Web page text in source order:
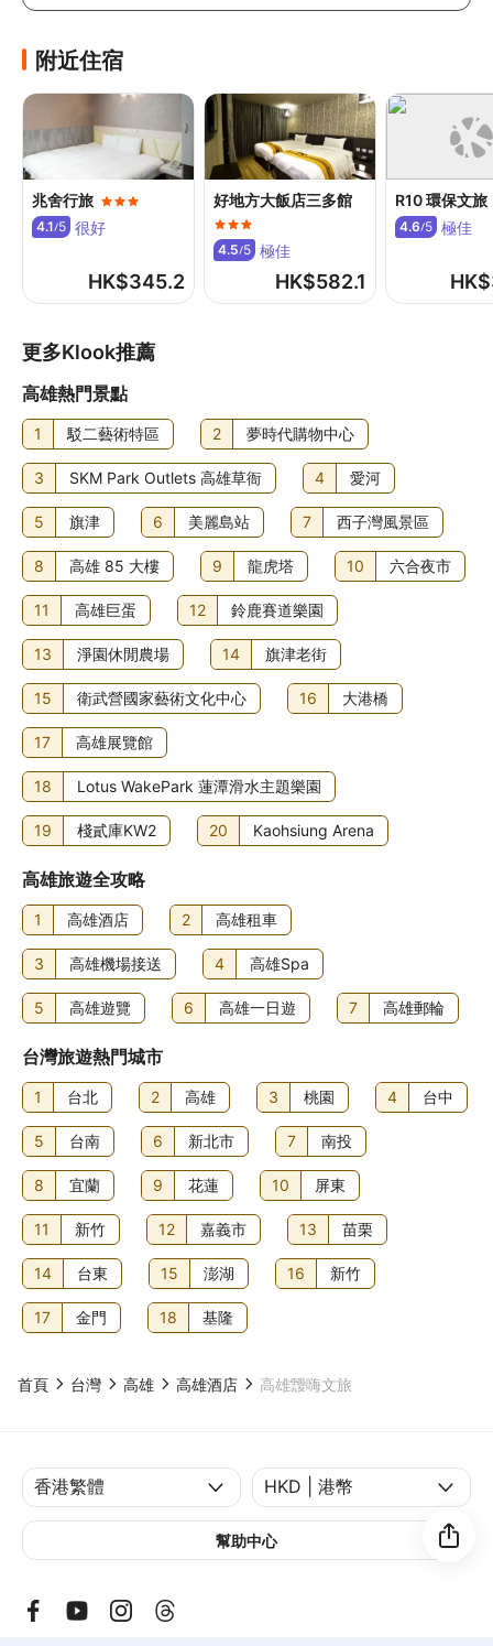
寵物政策
不可攜帶寵物
其他費用
住宿可能有其他另行收費的項目。這些費用和押金可能不含
稅，並且可能會改變。
附近住宿
兆舍行旅
4.1/5 很好
HK$345.2
好地方大飯店三多館
4.5/5 極佳
HK$582.1
R10 環保文旅
4.6/5 極佳
HK$
更多Klook推薦
高雄熱門景點
1 駁二藝術特區 2 夢時代購物中心
3 SKM Park Outlets 高雄草衙 4 愛河
5 旗津 6 美麗島站 7 西子灣風景區
8 高雄 85 大樓 9 龍虎塔 10 六合夜市
11 高雄巨蛋 12 鈴鹿賽道樂園
13 淨園休閒農場 14 旗津老街
15 衛武營國家藝術文化中心 16 大港橋
17 高雄展覽館
18 Lotus WakePark 蓮潭滑水主題樂園
19 棧貳庫KW2 20 Kaohsiung Arena
高雄旅遊全攻略
1 高雄酒店 2 高雄租車
3 高雄機場接送 4 高雄Spa
5 高雄遊覽 6 高雄一日遊 7 高雄郵輪
台灣旅遊熱門城市
1 台北 2 高雄 3 桃園 4 台中
5 台南 6 新北市 7 南投
8 宜蘭 9 花蓮 10 屏東
11 新竹 12 嘉義市 13 苗栗
14 台東 15 澎湖 16 新竹
17 金門 18 基隆
首頁 台灣 高雄 高雄酒店 高雄靉嗨文旅
幫助中心